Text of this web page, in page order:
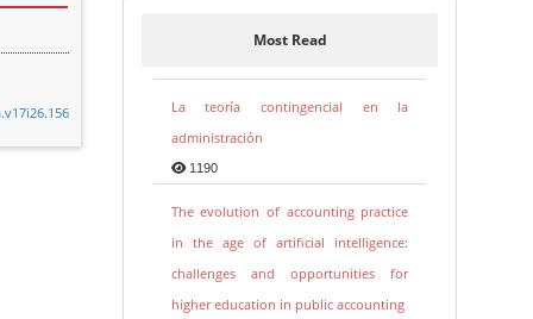
Most Read
La teoría contingencial en la
administración
1190
The evolution of accounting practice
in the age of artificial intelligence:
challenges and opportunities for
higher education in public accounting